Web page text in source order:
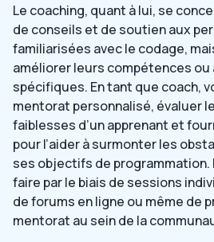
Le coaching, quant à lui, se
de conseils et de soutien aux
familiarisées avec le codage,
améliorer leurs compétences ou
spécifiques. En tant que coach,
mentorat personnalisé, évaluer
faiblesses d’un apprenant et
pour l’aider à surmonter les
ses objectifs de programmation.
faire par le biais de sessions
de forums en ligne ou même de
mentorat au sein de la